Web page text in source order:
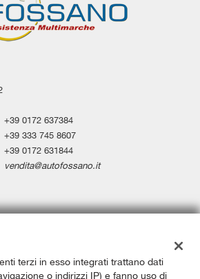
+39 0172 637384
+39 333 745 8607
+39 0172 631844
vendita@autofossano.it
Fossano (CN)
terzi in esso integrati trattano dati
o indirizzi IP) e fanno uso di